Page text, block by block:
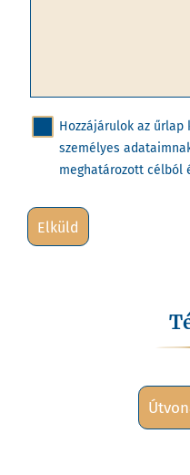
Hozzájárulok az
személyes
meghatározott célból
elküld